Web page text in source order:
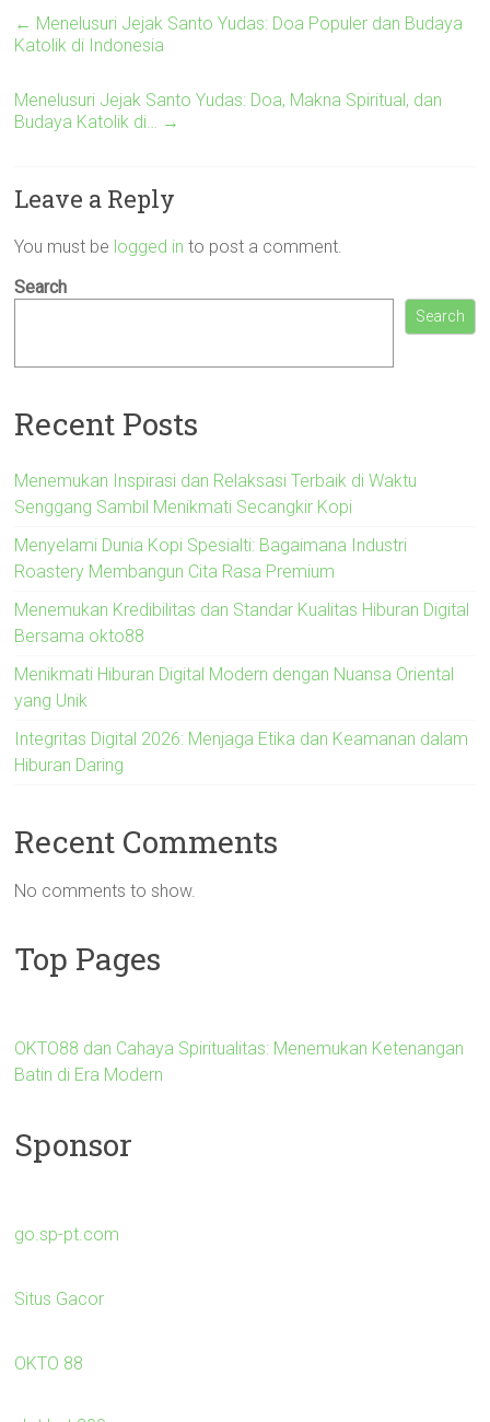
← Menelusuri Jejak Santo Yudas: Doa Populer dan Budaya
Katolik di Indonesia
Menelusuri Jejak Santo Yudas: Doa, Makna Spiritual, dan
Budaya Katolik di… →
Leave a Reply
You must be logged in to post a comment.
Search
Search
Recent Posts
Menemukan Inspirasi dan Relaksasi Terbaik di Waktu
Senggang Sambil Menikmati Secangkir Kopi
Menyelami Dunia Kopi Spesialti: Bagaimana Industri
Roastery Membangun Cita Rasa Premium
Menemukan Kredibilitas dan Standar Kualitas Hiburan Digital
Bersama okto88
Menikmati Hiburan Digital Modern dengan Nuansa Oriental
yang Unik
Integritas Digital 2026: Menjaga Etika dan Keamanan dalam
Hiburan Daring
Recent Comments
No comments to show.
Top Pages
OKTO88 dan Cahaya Spiritualitas: Menemukan Ketenangan
Batin di Era Modern
Sponsor
go.sp-pt.com
Situs Gacor
OKTO 88